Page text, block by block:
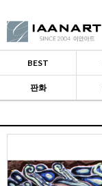
BEST
판화